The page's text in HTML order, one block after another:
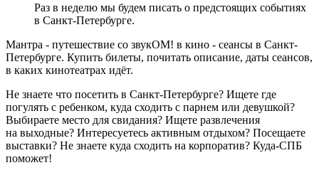
Раз в неделю мы будем писать о предстоящих событиях
в Санкт-Петербурге.
Мантра - путешествие со звукОМ! в кино - сеансы в Санкт-
Петербурге. Купить билеты, почитать описание, даты сеансов,
в каких кинотеатрах идёт.
Не знаете что посетить в Санкт-Петербурге? Ищете где
погулять с ребенком, куда сходить с парнем или девушкой?
Выбираете место для свидания? Ищете развлечения
на выходные? Интересуетесь активным отдыхом? Посещаете
выставки? Не знаете куда сходить на корпоратив? Куда-СПБ
поможет!